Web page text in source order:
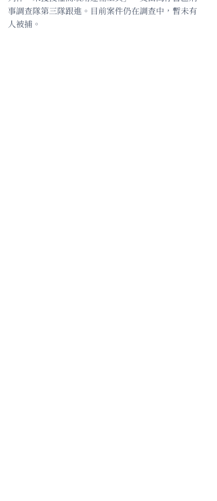
事調查隊第三隊跟進。目前案件仍在調查中，暫未有
人被捕。